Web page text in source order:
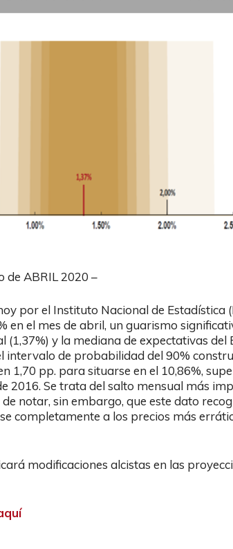
de ABRIL 2020 –
por el Instituto Nacional de Estadística
en el mes de abril, un guarismo
y la mediana de expectativas del
intervalo de probabilidad del 90%
1,70 pp. para situarse en el 10,86%,
2016. Se trata del salto mensual más
notar, sin embargo, que este dato
completamente a los precios más
modificaciones alcistas en las